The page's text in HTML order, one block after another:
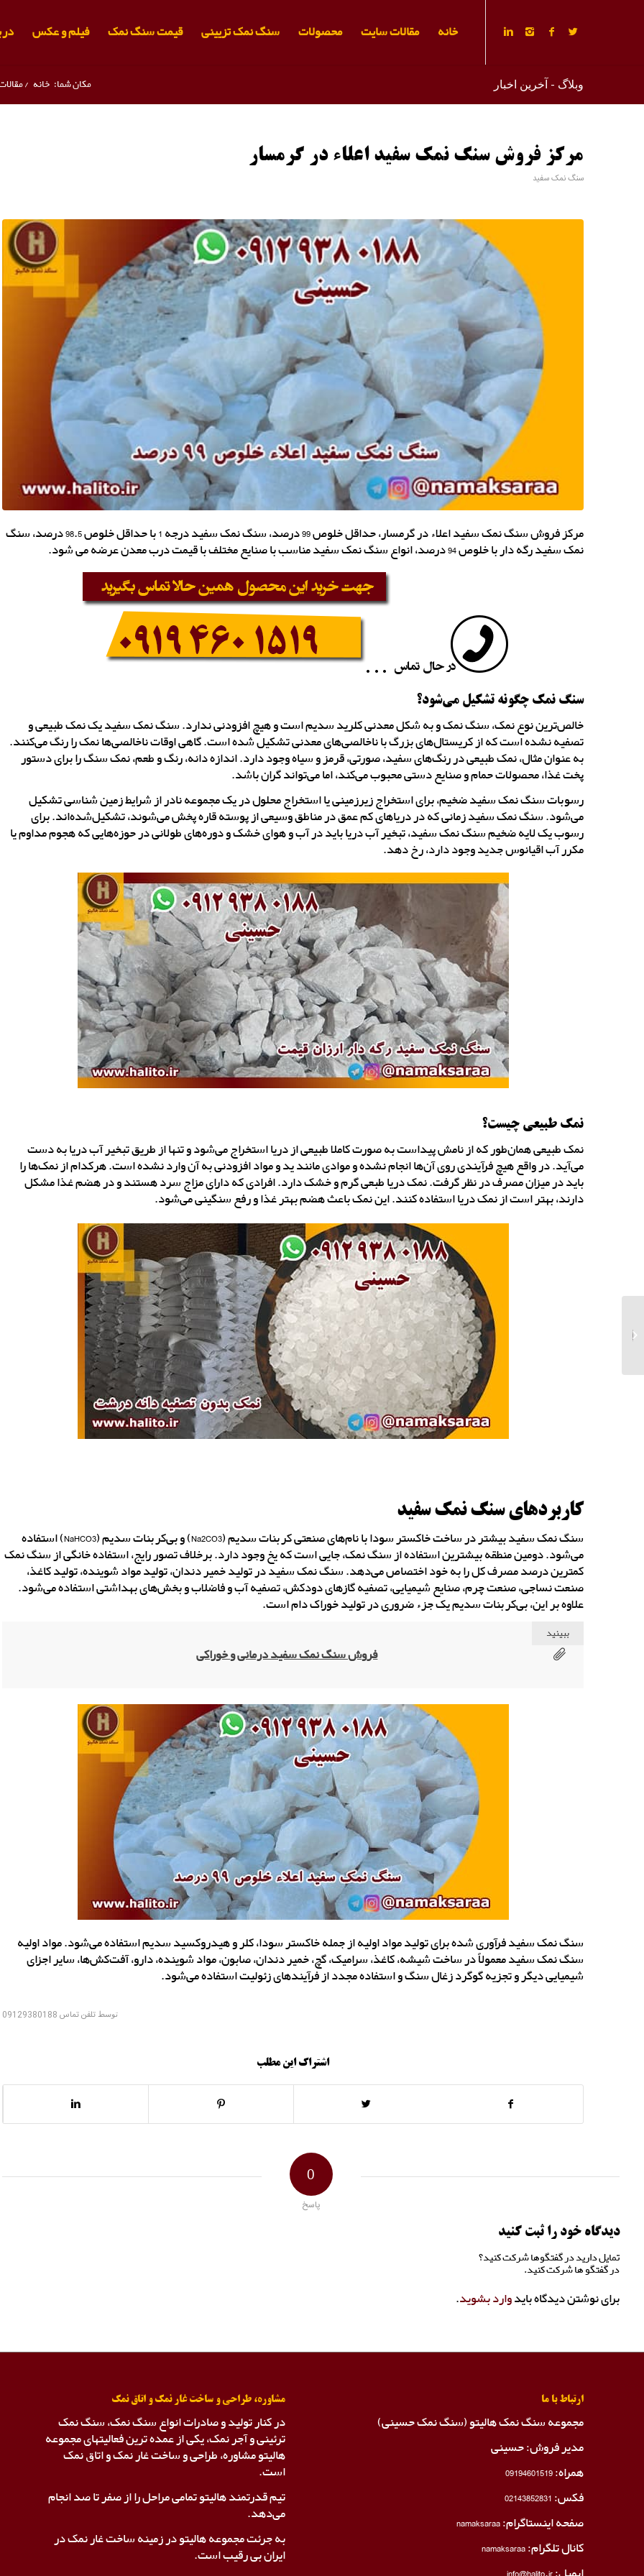
خانه مقالات سایت محصولات سنگ نمک تزیینی قیمت سنگ نمک فیلم و عکس
وبلاگ - آخرین اخبار مکان شما: خانه /
مرکز فروش سنگ نمک سفید اعلاء در گرمسار
سنگ نمک سفید
مرکز فروش سنگ نمک سفید اعلاء در گرمسار، حداقل خلوص 99 درصد، سنگ نمک سفید درجه 1 با حداقل خلوص 98.5 درصد، سنگ
نمک سفید رگه دار با خلوص 94 درصد، انواع سنگ نمک سفید مناسب با صنایع مختلف با قیمت درب معدن عرضه می شود.
سنگ نمک چگونه تشکیل می‌شود؟
خالص‌ترین نوع نمک، سنگ نمک و به شکل معدنی کلرید سدیم است و هیچ افزودنی ندارد. سنگ نمک سفید یک نمک طبیعی و
تصفیه نشده است که از کریستال‌های بزرگ با ناخالصی‌های معدنی تشکیل شده است. گاهی اوقات ناخالصی‌ها نمک را رنگ می‌کنند.
به عنوان مثال، نمک طبیعی در رنگ‌های سفید، صورتی، قرمز و سیاه وجود دارد. اندازه دانه، رنگ و طعم، نمک سنگ را برای دستور
پخت غذا، محصولات حمام و صنایع دستی محبوب می‌کند، اما می‌تواند گران باشد.
رسوبات سنگ نمک سفید ضخیم، برای استخراج زیرزمینی یا استخراج محلول در یک مجموعه نادر از شرایط زمین شناسی تشکیل
می‌شود. سنگ نمک سفید زمانی که در دریاهای کم عمق در مناطق وسیعی از پوسته قاره پخش می‌شوند، تشکیل‌شده‌اند. برای
رسوب یک لایه ضخیم سنگ نمک سفید، تبخیر آب دریا باید در آب و هوای خشک و دوره‌های طولانی در حوزه‌هایی که هجوم مداوم یا
مکرر آب اقیانوس جدید وجود دارد، رخ دهد.
نمک طبیعی چیست؟
نمک طبیعی همان‌طور که از نامش پیداست به صورت کاملا طبیعی از دریا استخراج می‌شود و تنها از طریق تبخیر آب دریا به دست
می‌آید. در واقع هیچ فرآیندی روی آن‌ها انجام نشده و موادی مانند ید و مواد افزودنی به آن وارد نشده است. هرکدام از نمک‌ها را
باید در میزان مصرف در نظر گرفت. نمک دریا طبعی گرم و خشک دارد. افرادی که دارای مزاج سرد هستند و در هضم غذا مشکل
دارند، بهتر است از نمک دریا استفاده کنند. این نمک باعث هضم بهتر غذا و رفع سنگینی می‌شود.
کاربردهای سنگ نمک سفید
سنگ نمک سفید بیشتر در ساخت خاکستر سودا با نام‌های صنعتی کربنات سدیم (Na2CO3) و بی‌کربنات سدیم (NaHCO3) استفاده
می‌شود. دومین منطقه بیشترین استفاده از سنگ نمک، جایی است که یخ وجود دارد. برخلاف تصور رایج، استفاده خانگی از سنگ نمک
کمترین درصد مصرف کل را به خود اختصاص می‌دهد. سنگ نمک سفید در تولید خمیر دندان، تولید مواد شوینده، تولید کاغذ،
صنعت نساجی، صنعت چرم، صنایع شیمیایی، تصفیه گازهای دودکش، تصفیه آب و فاضلاب و بخش‌های بهداشتی استفاده می‌شود.
علاوه بر این، بی‌کربنات سدیم یک جزء ضروری در تولید خوراک دام است.
ببینید
فروش سنگ نمک سفید درمانی و خوراکی
سنگ نمک سفید فرآوری شده برای تولید مواد اولیه از جمله خاکستر سودا، کلر و هیدروکسید سدیم استفاده می‌شود. مواد اولیه
سنگ نمک سفید معمولاً در ساخت شیشه، کاغذ، سرامیک، گچ، خمیر دندان، صابون، مواد شوینده، دارو، آفت‌کش‌ها، سایر اجزای
شیمیایی دیگر و تجزیه گوگرد زغال سنگ و استفاده مجدد از فرآیندهای زئولیت استفاده می‌شود.
توسط تلفن تماس 09129380188
اشتراک این مطلب
0
پاسخ
دیدگاه خود را ثبت کنید
تمایل دارید در گفتگوها شرکت کنید؟
در گفتگو ها شرکت کنید.
برای نوشتن دیدگاه بایدوارد بشوید.
ارتباط با ما
مجموعه سنگ نمک هالیتو (سنگ نمک حسینی)
مدیر فروش: حسینی
همراه:09194601519
فکس:02143852831
صفحه اینستاگرام:namaksaraa
کانال تلگرام:namaksaraa
مشاوره، طراحی و ساخت غار نمک و اتاق نمک
در کنار تولید و صادرات انواع سنگ نمک، سنگ نمک
ترئینی و آجر نمک، یکی از عمده ترین فعالیتهای مجموعه
هالیتو مشاوره، طراحی و ساخت غار نمک و اتاق نمک
است.
تیم قدرتمند هالیتو تمامی مراحل را از صفر تا صد انجام
می‌دهد.
به جرئت مجموعه هالیتو در زمینه ساخت غار نمک در
ایران بی رقیب است.
تولید کننده نمک
هیدرومیل در استان
سمنان